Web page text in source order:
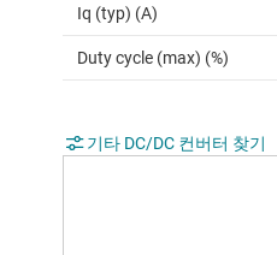
Iq (typ) (A)
Duty cycle (max) (%)
기타 DC/DC 컨버터 찾기